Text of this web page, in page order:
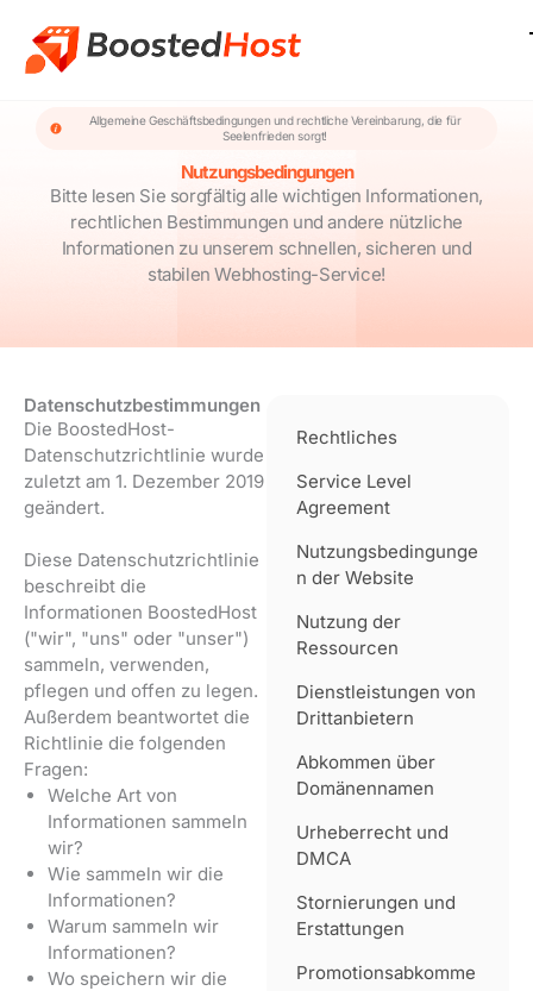
Inhalt
springen
Allgemeine Geschäftsbedingungen und rechtliche Vereinbarung, die für
Seelenfrieden sorgt!
Nutzungsbedingungen
Bitte lesen Sie sorgfältig alle wichtigen Informationen,
rechtlichen Bestimmungen und andere nützliche
Informationen zu unserem schnellen, sicheren und
stabilen Webhosting-Service!
Rechtliches
Service Level
Agreement
Nutzungsbedingunge
n der Website
Nutzung der
Ressourcen
Dienstleistungen von
Drittanbietern
Abkommen über
Domänennamen
Urheberrecht und
DMCA
Stornierungen und
Erstattungen
Promotionsabkomme
Datenschutzbestimmungen
Die BoostedHost-
Datenschutzrichtlinie wurde
zuletzt am 1. Dezember 2019
geändert.
Diese Datenschutzrichtlinie
beschreibt die
Informationen BoostedHost
("wir", "uns" oder "unser")
sammeln, verwenden,
pflegen und offen zu legen.
Außerdem beantwortet die
Richtlinie die folgenden
Fragen:
Welche Art von
Informationen sammeln
wir?
Wie sammeln wir die
Informationen?
Warum sammeln wir
Informationen?
Wo speichern wir die